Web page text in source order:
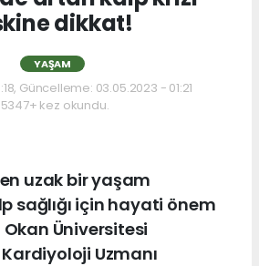
dikkat!
YAŞAM
Güncelleme: 03.05.2023 - 01:21
5347+ kez okundu.
uzak bir yaşam
sağlığı için hayati önem
Üniversitesi
Uzmanı